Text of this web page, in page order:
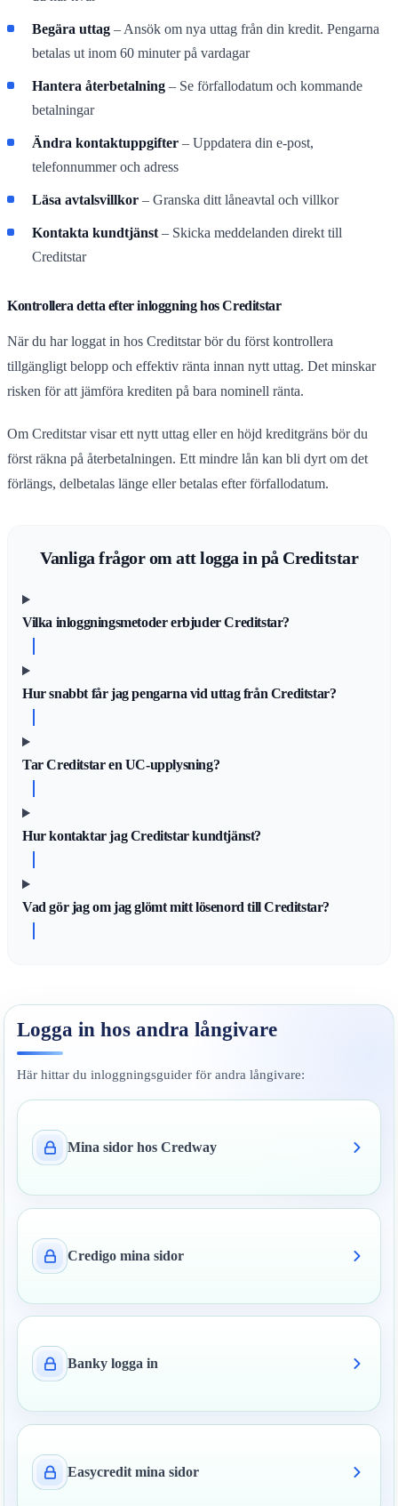
Begära uttag – Ansök om nya uttag från din kredit. Pengarna
betalas ut inom 60 minuter på vardagar
Hantera återbetalning – Se förfallodatum och kommande
betalningar
Ändra kontaktuppgifter – Uppdatera din e-post,
telefonnummer och adress
Läsa avtalsvillkor – Granska ditt låneavtal och villkor
Kontakta kundtjänst – Skicka meddelanden direkt till
Creditstar
Kontrollera detta efter inloggning hos Creditstar
När du har loggat in hos Creditstar bör du först kontrollera
tillgängligt belopp och effektiv ränta innan nytt uttag. Det minskar
risken för att jämföra krediten på bara nominell ränta.
Om Creditstar visar ett nytt uttag eller en höjd kreditgräns bör du
först räkna på återbetalningen. Ett mindre lån kan bli dyrt om det
förlängs, delbetalas länge eller betalas efter förfallodatum.
Vanliga frågor om att logga in på Creditstar
Vilka inloggningsmetoder erbjuder Creditstar?
Hur snabbt får jag pengarna vid uttag från Creditstar?
Tar Creditstar en UC-upplysning?
Hur kontaktar jag Creditstar kundtjänst?
Vad gör jag om jag glömt mitt lösenord till Creditstar?
Logga in hos andra långivare
Här hittar du inloggningsguider för andra långivare:
Mina sidor hos Credway
Credigo mina sidor
Banky logga in
Easycredit mina sidor